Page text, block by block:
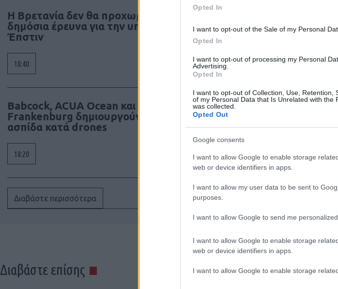
Opted In
I want to opt-out of the Sale of my Personal
Opted In
I want to opt-out of processing my Personal
Advertising.
Opted In
I want to opt-out of Collection, Use, Retention,
of my Personal Data that Is Unrelated with the
was collected.
Opted Out
Google consents
I want to allow Google to enable storage
web or device identifiers in apps.
I want to allow my user data to be sent to
purposes.
I want to allow Google to send me
I want to allow Google to enable storage
web or device identifiers in apps.
I want to allow Google to enable storage
Η Βρετανία δεν θα προχωρήσει σε
δημόσια έρευνα για την υπόθεση
Έπστιν
18:40
Babcock, ACUA Ocean και
Frankenburg δημιουργούν ναυτική
ασπίδα κατά drones
18:20
Διαβάστε περισσότερα
1COMMENT
Αστήρ Κενό
Feed the need!!!
0 Reply
Διαβάστε επίσης